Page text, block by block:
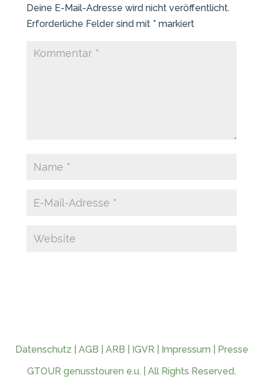
Deine E-Mail-Adresse wird nicht veröffentlicht.
Erforderliche Felder sind mit *markiert
Datenschutz AGB ARB IGVR| Impressum
Presse
GTOUR genusstouren e.u. | All Rights Reserved.